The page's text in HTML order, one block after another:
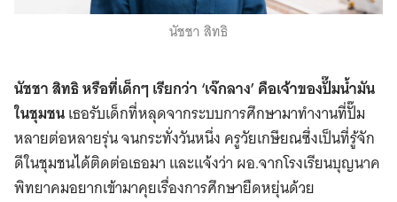
นัชชา สิทธิ
นัชชา สิทธิหรือที่เด็กๆ เรียกว่า ‘เจ๊กลาง’ คือเจ้าของปั๊มน้ำมัน
ในชุมชนเธอรับเด็กที่หลุดจากระบบการศึกษามาทำงานที่ปั๊ม
หลายต่อหลายรุ่น จนกระทั่งวันหนึ่ง ครูวัยเกษียณซึ่งเป็นที่รู้จัก
ดีในชุมชนได้ติดต่อเธอมา และแจ้งว่า ผอ.จากโรงเรียนบุญนาค
พิทยาคมอยากเข้ามาคุยเรื่องการศึกษายืดหยุ่นด้วย